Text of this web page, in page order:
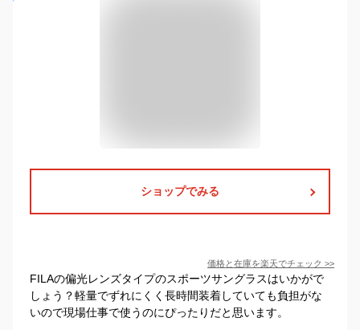
ショップでみる
価格と在庫を楽天でチェック >>
FILAの偏光レンズタイプのスポーツサングラスはいかがで
しょう？軽量でずれにくく長時間装着していても負担がな
いので現場仕事で使うのにぴったりだと思います。